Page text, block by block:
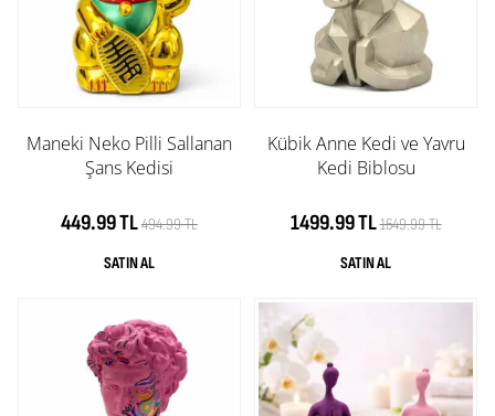
Maneki Neko Pilli Sallanan
Şans Kedisi
449.99 TL494.99 TL
Kübik Anne Kedi ve Yavru
Kedi Biblosu
1499.99 TL1649.99 TL